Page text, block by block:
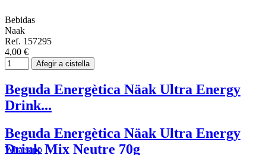
Whatsapp
Bebidas
Naak
Ref. 157295
4,00 €
Afegir a cistella
Beguda Energètica Näak Ultra Energy
Drink...
Beguda Energètica Näak Ultra Energy
Drink Mix Neutre 70g